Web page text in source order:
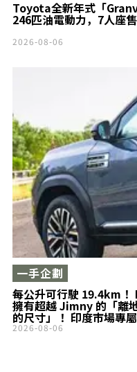
Toyota全新年式「
246匹油電動力，7人座
2026-08-06
每公升可行駛 19.4km！
擁有超越 Jimny 的「離
的尺寸」！ 印度市場專
一手企劃
2026-08-06